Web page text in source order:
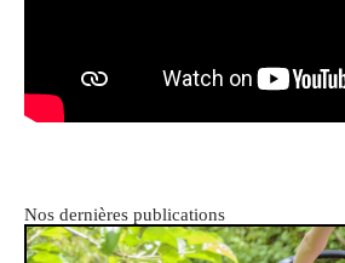
Nos dernières publications